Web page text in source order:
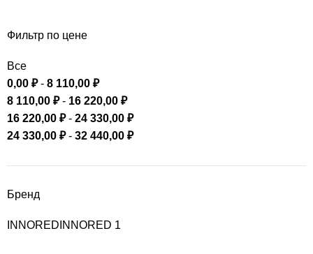
Фильтр по цене
Все
0,00 ₽- 8 110,00 ₽
8 110,00 ₽- 16 220,00 ₽
16 220,00 ₽- 24 330,00 ₽
24 330,00 ₽- 32 440,00 ₽
Бренд
INNORED INNORED 1